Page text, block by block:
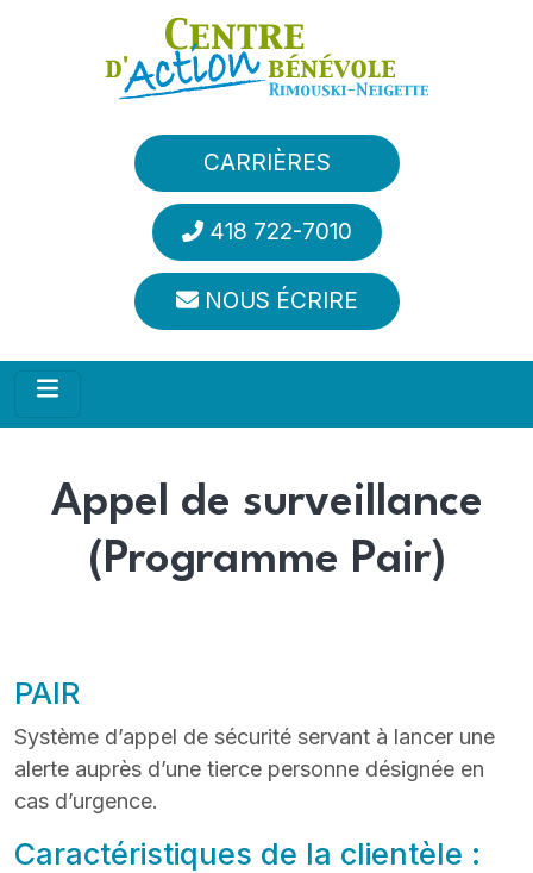
Aller au contenu principal
CARRIÈRES
418 722-7010
NOUS ÉCRIRE
Appel de surveillance
(Programme Pair)
PAIR
Système d’appel de sécurité servant à lancer une
alerte auprès d’une tierce personne désignée en
cas d’urgence.
Caractéristiques de la clientèle :